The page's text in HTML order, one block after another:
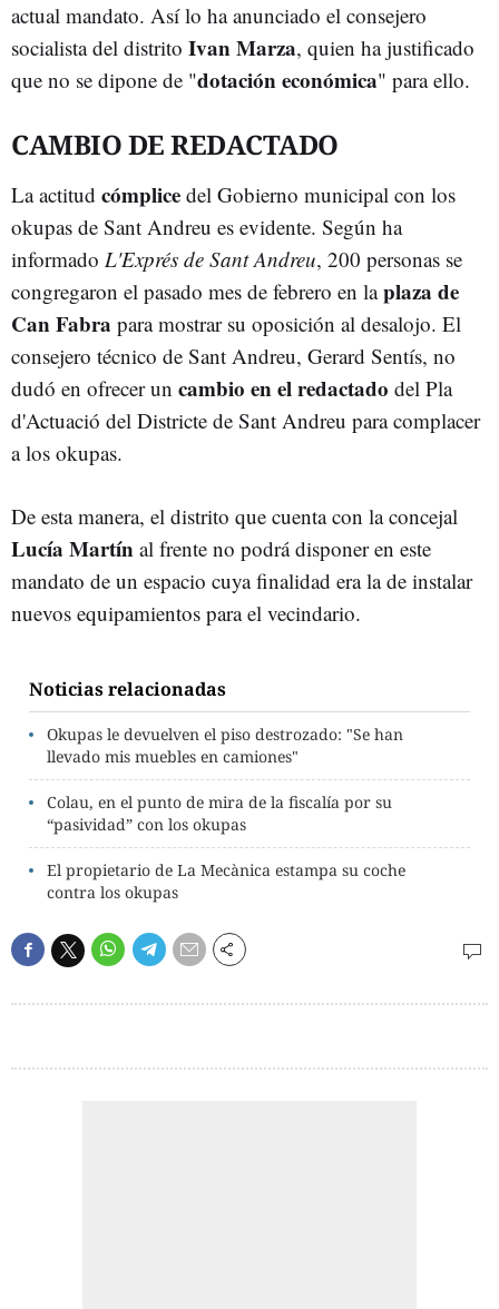
actual mandato. Así lo ha anunciado el consejero
socialista del distrito Ivan Marza, quien ha justificado
que no se dipone de "dotación económica" para ello.
CAMBIO DE REDACTADO
La actitud cómplice del Gobierno municipal con los
okupas de Sant Andreu es evidente. Según ha
informado L'Exprés de Sant Andreu, 200 personas se
congregaron el pasado mes de febrero en laplaza de
Can Fabra para mostrar su oposición al desalojo. El
consejero técnico de Sant Andreu, Gerard Sentís, no
dudó en ofrecer un cambio en el redactado del Pla
d'Actuació del Districte de Sant Andreu para complacer
a los okupas.
De esta manera, el distrito que cuenta con la concejal
Lucía Martín al frente no podrá disponer en este
mandato de un espacio cuya finalidad era la de instalar
nuevos equipamientos para el vecindario.
Noticias relacionadas
Okupas le devuelven el piso destrozado: "Se han
llevado mis muebles en camiones"
Colau, en el punto de mira de la fiscalía por su
“pasividad” con los okupas
El propietario de La Mecànica estampa su coche
contra los okupas